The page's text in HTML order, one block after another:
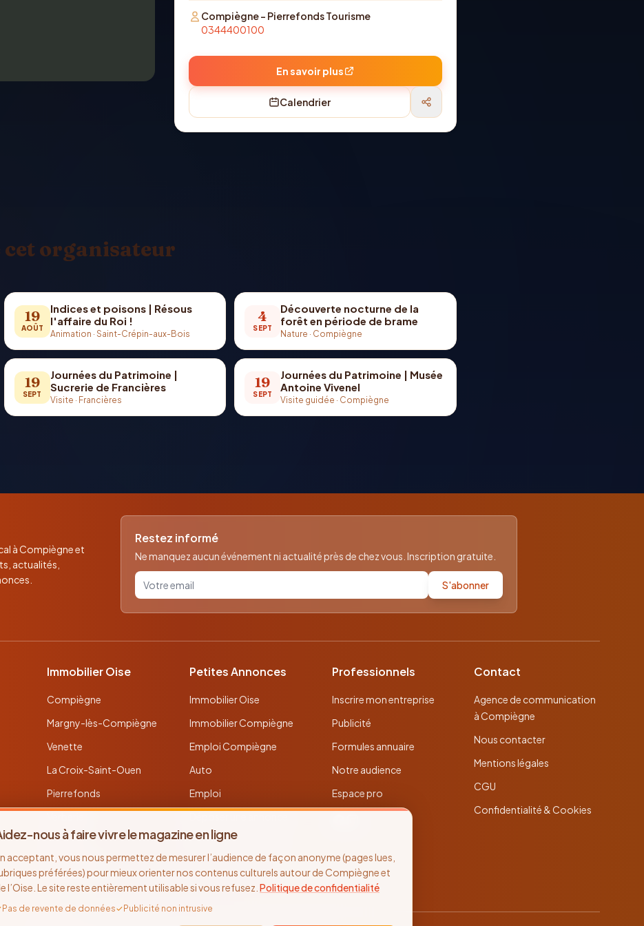
Compiègne - Pierrefonds Tourisme
0344400100
En savoir plus
Calendrier
cet organisateur
19
AOÛT
Indices et poisons | Résous
l'affaire du Roi !
Animation · Saint-Crépin-aux-Bois
4
SEPT
Découverte nocturne de la
forêt en période de brame
Nature · Compiègne
19
SEPT
Journées du Patrimoine |
Sucrerie de Francières
Visite · Francières
19
SEPT
Journées du Patrimoine | Musée
Antoine Vivenel
Visite guidée · Compiègne
à Compiègne et
actualités,
Restez informé
Ne manquez aucun événement ni actualité près de chez vous. Inscription gratuite.
Votre email pour la newsletter S'abonner
Immobilier Oise
Compiègne
Margny-lès-Compiègne
Venette
La Croix-Saint-Ouen
Pierrefonds
Noyon
Thourotte
Petites Annonces
Immobilier Oise
Immobilier Compiègne
Emploi Compiègne
Auto
Emploi
Toutes les annonces
Professionnels
Inscrire mon entreprise
Publicité
Formules annuaire
Notre audience
Espace pro
Contact
Agence de communication
à Compiègne
Nous contacter
Mentions légales
CGU
Confidentialité & Cookies
nous à faire vivre le magazine en ligne
acceptant, vous nous permettez de mesurer l’audience de façon anonyme (pages lues,
préférées) pour mieux orienter nos contenus culturels autour de Compiègne et
l’Oise. Le site reste entièrement utilisable si vous refusez. Politique de confidentialité
Pas de revente de données✓ Publicité non intrusive